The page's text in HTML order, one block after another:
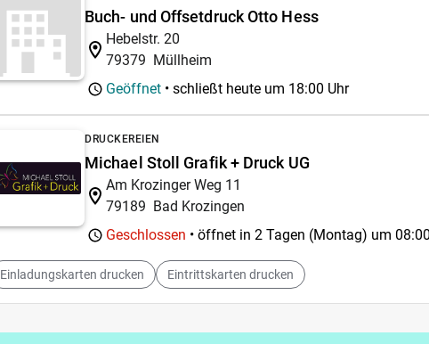
Buch- und Offsetdruck Otto Hess
Hebelstr. 20
79379 Müllheim
Geöffnet • schließt heute um 18:00 Uhr
DRUCKEREIEN
Michael Stoll Grafik + Druck UG
Am Krozinger Weg 11
79189 Bad Krozingen
Geschlossen • öffnet in 2 Tagen (Montag) um
Einladungskarten drucken Eintrittskarten drucken